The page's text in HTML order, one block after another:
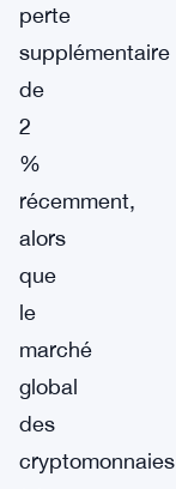
perte
supplémentaire
de
2
%
récemment,
alors
que
le
marché
global
des
cryptomonnaies